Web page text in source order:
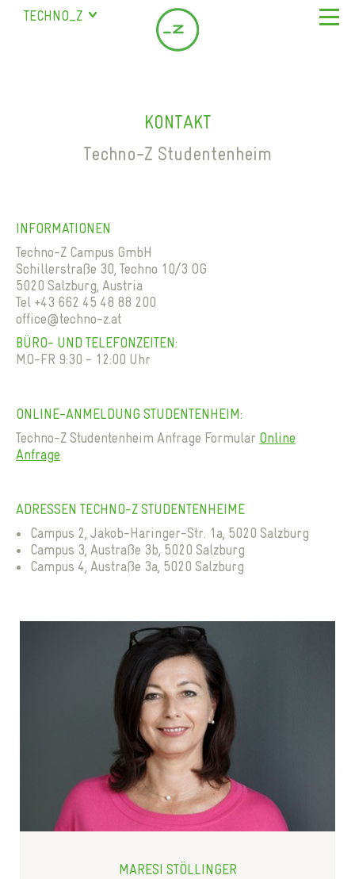
TECHNO_Z
SAALFELDEN
LAGE & VERKEHRSANBINDUNG
FREIZEITANGEBOTE
PARKEN
EIN- UND AUSZUG
APPARTEMENTS
SERVICES
HEIMVERTRETUNG
DOKUMENTE
DE
EN
KONTAKT
Techno-Z Studentenheim
INFORMATIONEN
Techno-Z Campus GmbH
Schillerstraße 30, Techno 10/3 OG
5020 Salzburg, Austria
Tel +43 662 45 48 88 200
office@techno-z.at
BÜRO- UND TELEFONZEITEN:
MO-FR 9:30 - 12:00 Uhr
ONLINE-ANMELDUNG STUDENTENHEIM:
Techno-Z Studentenheim Anfrage Formular Online
Anfrage
ADRESSEN TECHNO-Z STUDENTENHEIME
Campus 2, Jakob-Haringer-Str. 1a, 5020 Salzburg
Campus 3, Austraße 3b, 5020 Salzburg
Campus 4, Austraße 3a, 5020 Salzburg
MARESI STÖLLINGER